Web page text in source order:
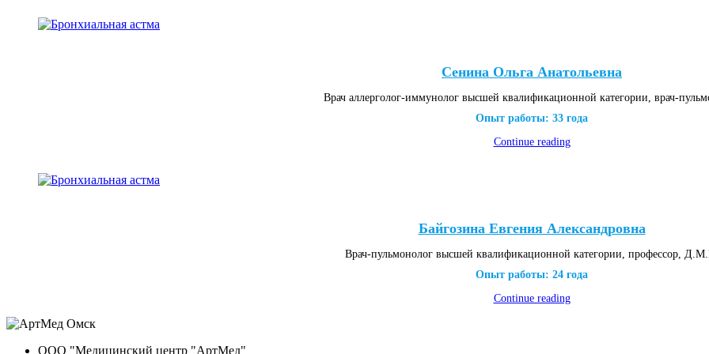
Сенина Ольга Анатольевна
Врач аллерголог-иммунолог высшей квалификационной категории, врач-
Опыт работы: 33 года
Continue reading
Байгозина Евгения Александровна
Врач-пульмонолог высшей квалификационной категории, профессор,
Опыт работы: 24 года
Continue reading
ООО "Медицинский центр "АртМед"